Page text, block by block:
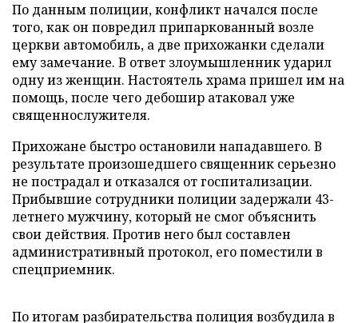
По данным полиции, конфликт начался после
того, как он повредил припаркованный возле
церкви автомобиль, а две прихожанки сделали
ему замечание. В ответ злоумышленник ударил
одну из женщин. Настоятель храма пришел им на
помощь, после чего дебошир атаковал уже
священнослужителя.
Прихожане быстро остановили нападавшего. В
результате произошедшего священник серьезно
не пострадал и отказался от госпитализации.
Прибывшие сотрудники полиции задержали 43-
летнего мужчину, который не смог объяснить
свои действия. Против него был составлен
административный протокол, его поместили в
спецприемник.
По итогам разбирательства полиция возбудила в